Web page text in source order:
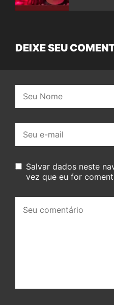
DEIXE SEU
mail:
Salvar dados neste
vez que eu for
comentário: